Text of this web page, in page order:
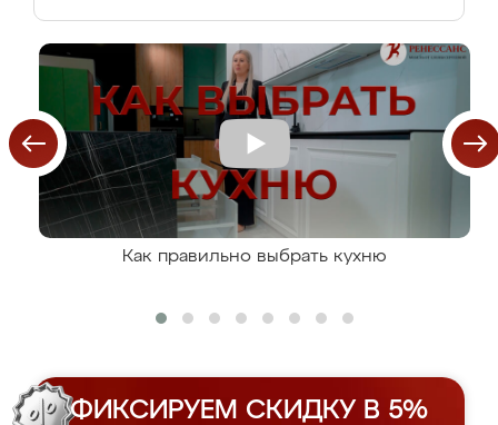
Как правильно выбрать кухню
ФИКСИРУЕМ СКИДКУ В 5%